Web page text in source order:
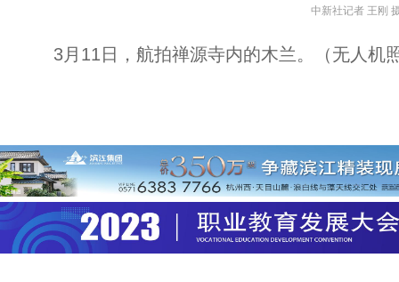
中新社记者 王刚
3月11日，航拍禅源寺内的木兰。（无人机